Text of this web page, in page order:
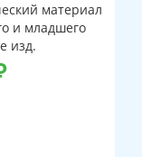
материал
и младшего
изд.